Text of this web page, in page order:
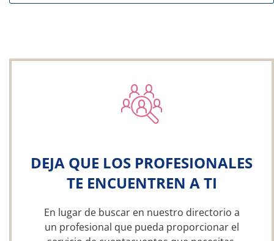
DEJA QUE LOS PROFESIONALES
TE ENCUENTREN A TI
En lugar de buscar en nuestro directorio a
un profesional que pueda proporcionar el